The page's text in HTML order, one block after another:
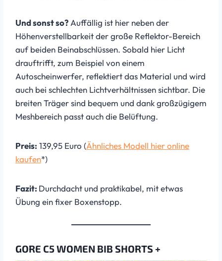
Und sonst so?Auffällig ist hier neben der
Höhenverstellbarkeit der große Reflektor-Bereich
auf beiden Beinabschlüssen. Sobald hier Licht
drauftrifft, zum Beispiel von einem
Autoscheinwerfer, reflektiert das Material und wird
auch bei schlechten Lichtverhältnissen sichtbar. Die
breiten Träger sind bequem und dank großzügigem
Meshbereich passt auch die Belüftung.
Preis: 139,95 Euro (Ähnliches Modell hier online
kaufen*)
Fazit: Durchdacht und praktikabel, mit etwas
Übung ein fixer Boxenstopp.
GORE C5 WOMEN BIB SHORTS +